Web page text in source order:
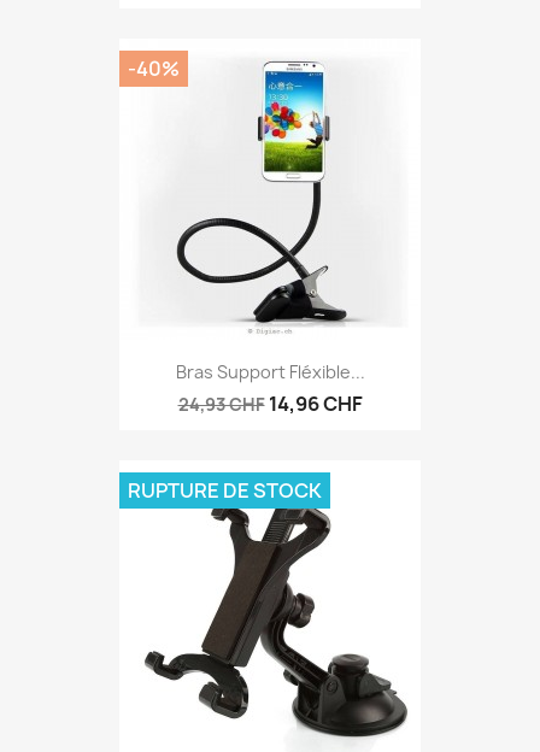
Bras Support Fléxible...
24,93 CHF 14,96 CHF
-40%
RUPTURE DE STOCK